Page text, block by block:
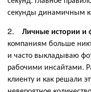
секунды динамичным
2. Личные истории и
компаниям больше
и часто выкладываю
рабочими инсайтами.
клиенту и как решали